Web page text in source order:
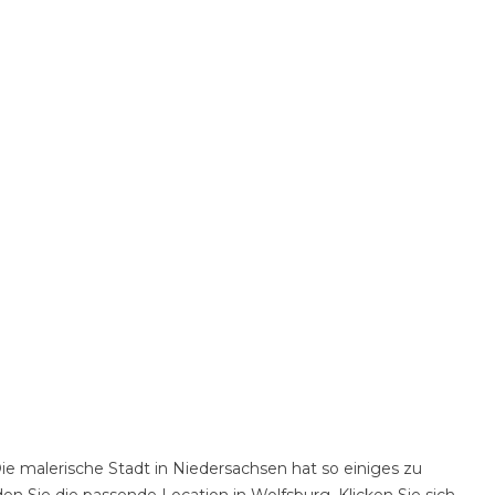
malerische Stadt in Niedersachsen hat so einiges zu